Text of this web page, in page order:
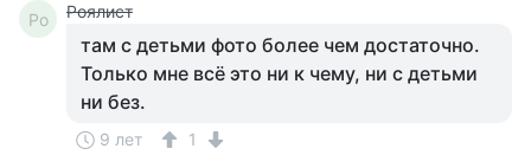
Ро Роялист
там с детьми фото более чем достаточно.
Только мне всё это ни к чему, ни с детьми
ни без.
9 лет 1